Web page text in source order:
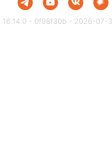
16.14.0 - 0f98f30b - 2026-07-